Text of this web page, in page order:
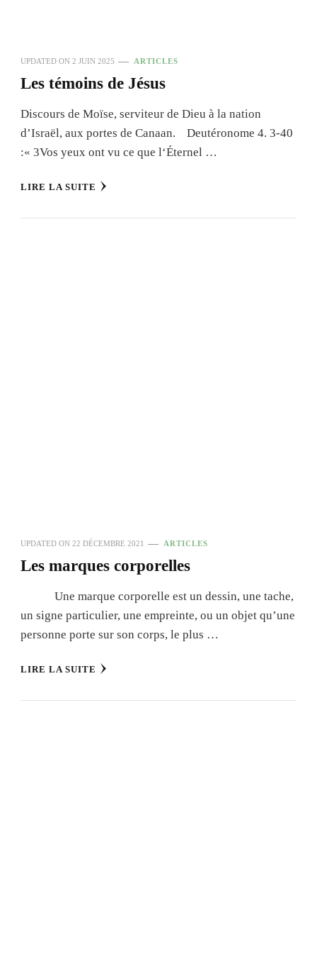
UPDATED ON 2 JUIN 2025 ARTICLES
Les témoins de Jésus
Discours de Moïse, serviteur de Dieu à la nation
d’Israël, aux portes de Canaan. Deutéronome 4. 3-40
:« 3Vos yeux ont vu ce que l‘Éternel …
LIRE LA SUITE
UPDATED ON 22 DÉCEMBRE 2021 ARTICLES
Les marques corporelles
Une marque corporelle est un dessin, une tache,
un signe particulier, une empreinte, ou un objet qu’une
personne porte sur son corps, le plus …
LIRE LA SUITE